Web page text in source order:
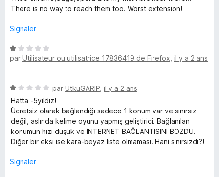
n
s
i
o
n
1
u
5
There is no way to reach them too. Worst extension!
Signaler
N
o
1
s
u
r
5
par Utilisateur ou utilisatrice 17836419 de Firefox il y a 2 ans
N
o
t
é
1
s
r
par UtkuGARIP il y a 2 ans
Hatta -5yıldız!
Ücretsiz olarak bağlandığı sadece 1 konum var ve sınırsız
değil, aslında kelime oyunu yapmış geliştirici. Bağlanılan
konumun hızı düşük ve İNTERNET BAĞLANTISINI BOZDU.
Diğer bir eksi ise kara-beyaz liste olmaması. Hani sınırsızdı?!
Signaler